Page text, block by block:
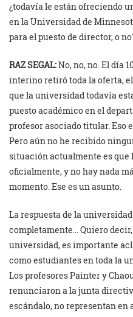
¿todavía le están ofreciendo
en la Universidad de
para el puesto de director, o
RAZ SEGAL:No, no, no. El día
interino retiró toda la oferta,
que la universidad todavía
puesto académico en el
profesor asociado titular. Eso
Pero aún no he recibido
situación actualmente es
oficialmente, y no hay nada
momento. Ese es un asunto.
La respuesta de la
completamente… Quiero
universidad, es importante
como estudiantes en toda la
Los profesores Painter y
renunciaron a la junta
escándalo, no representan en